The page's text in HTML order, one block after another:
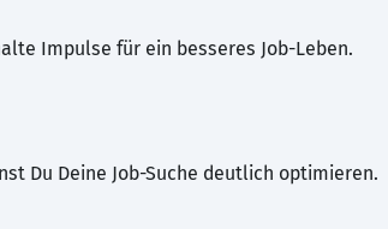
Impulse für ein besseres Job-Leben.
Du Deine Job-Suche deutlich optimieren.